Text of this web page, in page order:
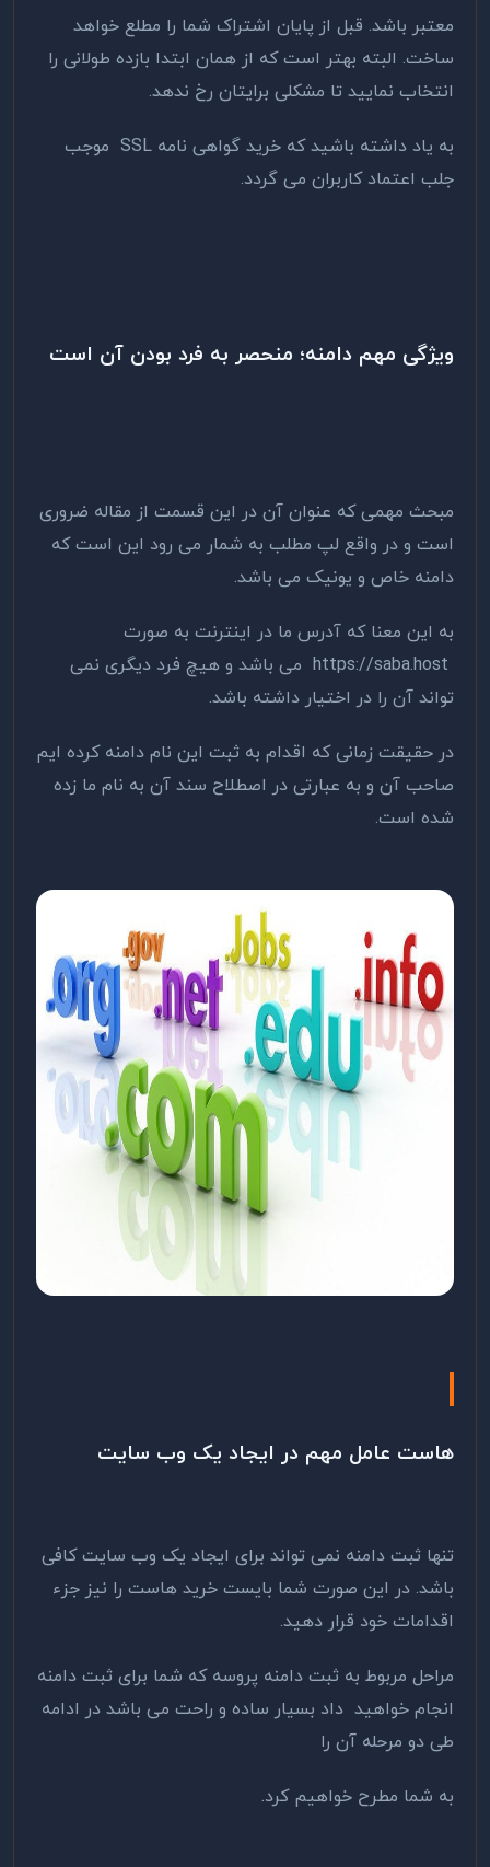
معتبر باشد. قبل از پایان اشتراک شما را مطلع خواهد
ساخت. البته بهتر است که از همان ابتدا بازده طولانی را
انتخاب نمایید تا مشکلی برایتان رخ ندهد.
به یاد داشته باشید که خرید گواهی نامه SSL موجب
جلب اعتماد کاربران می گردد.
ویژگی مهم دامنه؛ منحصر به فرد بودن آن است
مبحث مهمی که عنوان آن در این قسمت از مقاله ضروری
است و در واقع لپ مطلب به شمار می رود این است که
دامنه خاص و یونیک می باشد.
به این معنا که آدرس ما در اینترنت به صورت
https://saba.host می باشد و هیچ فرد دیگری نمی
تواند آن را در اختیار داشته باشد.
در حقیقت زمانی که اقدام به ثبت این نام دامنه کرده ایم
صاحب آن و به عبارتی در اصطلاح سند آن به نام ما زده
شده است.
هاست عامل مهم در ایجاد یک وب سایت
تنها ثبت دامنه نمی تواند برای ایجاد یک وب سایت کافی
باشد. در این صورت شما بایست خرید هاست را نیز جزء
اقدامات خود قرار دهید.
مراحل مربوط به ثبت دامنه پروسه که شما برای ثبت دامنه
انجام خواهید داد بسیار ساده و راحت می باشد در ادامه
طی دو مرحله آن را
به شما مطرح خواهیم کرد.